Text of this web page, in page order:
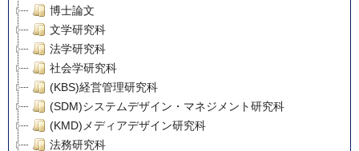
博士論文
文学研究科
法学研究科
社会学研究科
(KBS)経営管理研究科
(SDM)システムデザイン・マネジメント研究科
(KMD)メディアデザイン研究科
法務研究科